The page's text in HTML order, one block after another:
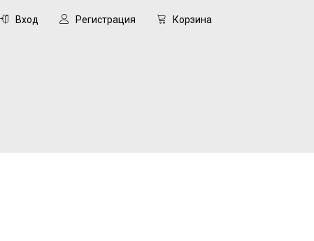
Вход Регистрация Корзина